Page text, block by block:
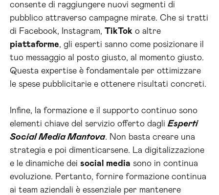
consente di raggiungere nuovi segmenti di
pubblico attraverso campagne mirate. Che si tratti
di Facebook, Instagram, TikTok o altre
piattaforme, gli esperti sanno come posizionare il
tuo messaggio al posto giusto, al momento giusto.
Questa expertise è fondamentale per ottimizzare
le spese pubblicitarie e ottenere risultati concreti.
Infine, la formazione e il supporto continuo sono
elementi chiave del servizio offerto dagli Esperti
Social Media Mantova. Non basta creare una
strategia e poi dimenticarsene. La digitalizzazione
e le dinamiche dei social media sono in continua
evoluzione. Pertanto, fornire formazione continua
ai team aziendali è essenziale per mantenere